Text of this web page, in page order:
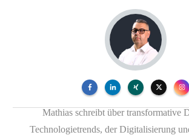
Mathias schreibt über transformative
Technologietrends, der Digitalisierung